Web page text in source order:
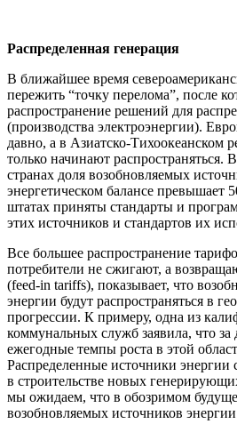
Распределенная генерация
В ближайшее время
пережить “точку перелома”, после
распространение решений для
(производства электроэнергии).
давно, а в Азиатско-Тихоокеанском
только начинают распространяться.
странах доля возобновляемых
энергетическом балансе превышает
штатах приняты стандарты и
этих источников и стандартов их
Все большее распространение
потребители не сжигают, а
(feed-in tariffs), показывает, что
энергии будут распространяться в
прогрессии. К примеру, одна из
коммунальных служб заявила, что за
ежегодные темпы роста в этой
Распределенные источники энергии
в строительстве новых
мы ожидаем, что в обозримом
возобновляемых источников